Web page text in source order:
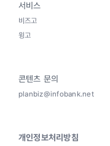
서비스
비즈고
윙고
콘텐츠 문의
planbiz@infobank.net
개인정보처리방침